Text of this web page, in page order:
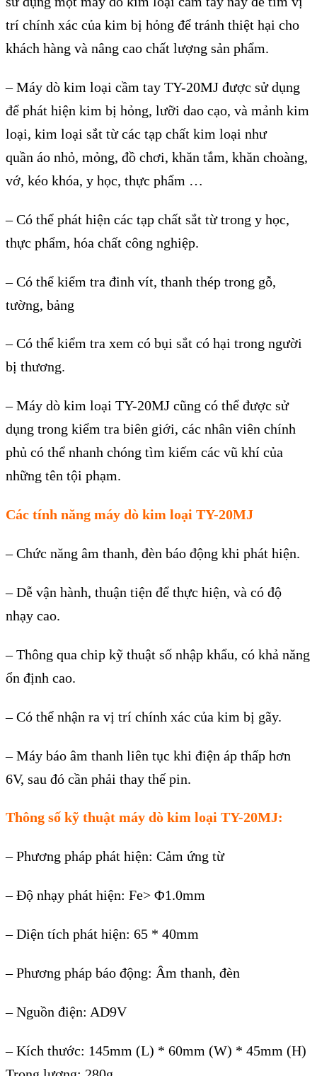
trí chính xác của kim bị hỏng để tránh thiệt hại cho
khách hàng và nâng cao chất lượng sản phẩm.
–Máy dò kim loại cầm tay TY-20MJ được sử dụng
để phát hiện kim bị hỏng, lưỡi dao cạo, và mảnh kim
loại, kim loại sắt từ các tạp chất kim loại như
quần áo nhỏ, mỏng, đồ chơi, khăn tắm, khăn choàng,
vớ, kéo khóa, y học, thực phẩm …
–Có thể phát hiện các tạp chất sắt từ trong y học,
thực phẩm, hóa chất công nghiệp.
–Có thể kiểm tra đinh vít, thanh thép trong gỗ,
tường, bảng
–Có thể kiểm tra xem có bụi sắt có hại trong người
bị thương.
– Máy dò kim loại TY-20MJ cũng có thể được sử
dụng trong kiểm tra biên giới, các nhân viên chính
phủ có thể nhanh chóng tìm kiếm các vũ khí của
những tên tội phạm.
Các tính năng máy dò kim loại TY-20MJ
– Chức năng âm thanh, đèn báo động khi phát hiện.
–Dễ vận hành, thuận tiện để thực hiện, và có độ
nhạy cao.
–Thông qua chip kỹ thuật số nhập khẩu, có khả năng
ổn định cao.
–Có thể nhận ra vị trí chính xác của kim bị gãy.
– Máy báo âm thanh liên tục khi điện áp thấp hơn
6V, sau đó cần phải thay thế pin.
Thông số kỹ thuật máy dò kim loại TY-20MJ:
–Phương pháp phát hiện: Cảm ứng từ
–Độ nhạy phát hiện: Fe> Φ1.0mm
–Diện tích phát hiện: 65 * 40mm
–Phương pháp báo động: Âm thanh, đèn
– Nguồn điện: AD9V
–Kích thước: 145mm (L) * 60mm (W) * 45mm (H)